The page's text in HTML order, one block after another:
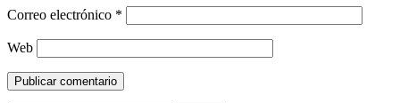
Correo electrónico *
Web